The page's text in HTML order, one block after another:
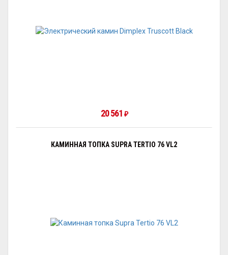
20 561 ₽
КАМИННАЯ ТОПКА SUPRA TERTIO 76 VL2